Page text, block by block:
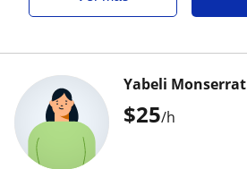
$25/h
Yabeli Monserrat